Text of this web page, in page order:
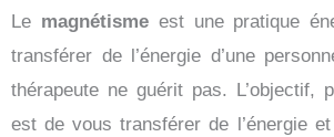
Le magnétismeest une pratique
transférer de l’énergie d’une
thérapeute ne guérit pas. L’objectif,
est de vous transférer de l’énergie